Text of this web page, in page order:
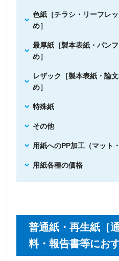
色紙［チラシ・リーフレ
め
最厚紙［製本表紙・パン
め
レザック［製本表紙・論
め
特殊
その
用紙へのPP加工（マット
用紙各種の価格
普通紙・再生紙［
料・報告書等におす